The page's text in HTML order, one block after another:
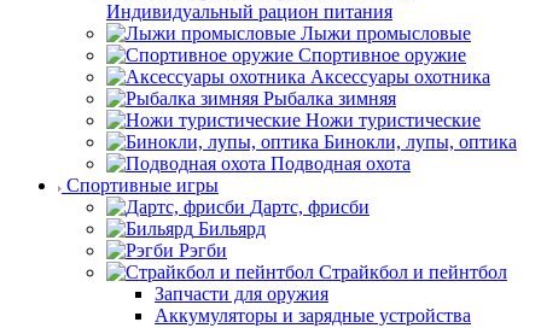
Индивидуальный рацион питания
Лыжи промысловые
Спортивное оружие
Аксессуары охотника
Рыбалка зимняя
Ножи туристические
Бинокли, лупы, оптика
Подводная охота
Спортивные игры
Дартс, фрисби
Бильярд
Рэгби
Страйкбол и пейнтбол
Запчасти для оружия
Аккумуляторы и зарядные устройства